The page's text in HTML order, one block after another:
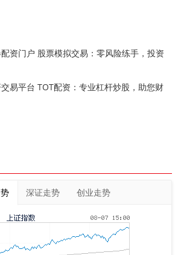
资门户 股票模拟交易：零风险练手，投资
易平台 TOT配资：专业杠杆炒股，助您财
深证走势 创业走势